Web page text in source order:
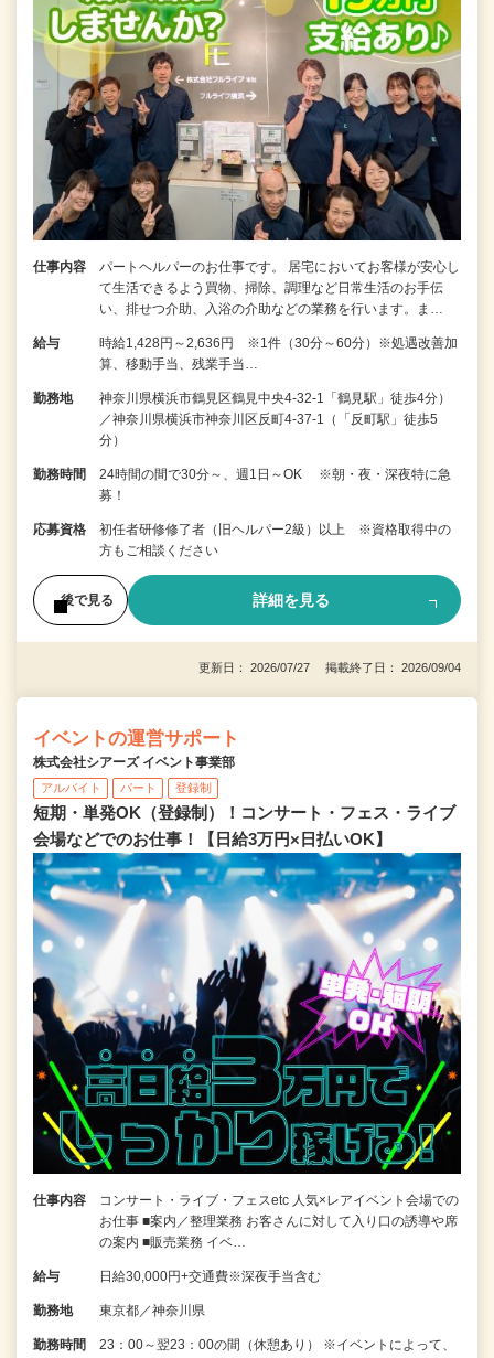
仕事内容
パートヘルパーのお仕事です。 居宅においてお客様が安心し
て生活できるよう買物、掃除、調理など日常生活のお手伝
い、排せつ介助、入浴の介助などの業務を行います。ま…
給与
時給1,428円～2,636円 ※1件（30分～60分）※処遇改善加
算、移動手当、残業手当…
勤務地
神奈川県横浜市鶴見区鶴見中央4-32-1「鶴見駅」徒歩4分）
／神奈川県横浜市神奈川区反町4-37-1（「反町駅」徒歩5
分）
勤務時間
24時間の間で30分～、週1日～OK ※朝・夜・深夜特に急
募！
応募資格
初任者研修修了者（旧ヘルパー2級）以上 ※資格取得中の
方もご相談ください
後で見る 詳細を見る
更新日： 2026/07/27 掲載終了日： 2026/09/04
イベントの運営サポート
株式会社シアーズ イベント事業部
アルバイト パート 登録制
短期・単発OK（登録制）！コンサート・フェス・ライブ
会場などでのお仕事！【日給3万円×日払いOK】
仕事内容
コンサート・ライブ・フェスetc 人気×レアイベント会場での
お仕事 ■案内／整理業務 お客さんに対して入り口の誘導や席
の案内 ■販売業務 イベ…
給与 日給30,000円+交通費※深夜手当含む
勤務地 東京都／神奈川県
勤務時間
23：00～翌23：00の間（休憩あり） ※イベントによって、